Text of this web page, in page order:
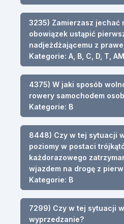
3235) Zamierzasz jechać
obowiązek ustąpić
nadjeżdżającemu z
Kategorie: A, B, C, D, T,
4375) W jaki sposób
rowery samochodem
Kategorie: B
8448) Czy w tej sytuacji
poziomy w postaci
każdorazowego
wjazdem na drogę z
Kategorie: B
7299) Czy w tej sytuacji
wyprzedzanie?